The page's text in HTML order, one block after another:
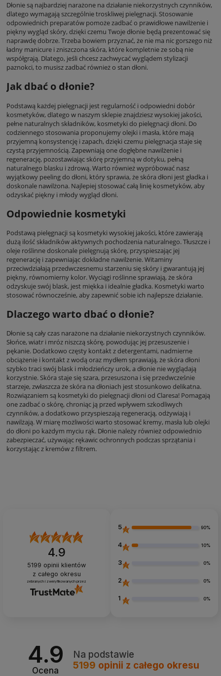
Dłonie są najbardziej narażone na działanie niekorzystnych czynników,
dlatego wymagają szczególnie troskliwej pielęgnacji. Stosowanie
odpowiednich preparatów pomoże zadbać o prawidłowe nawilżenie i
piękny wygląd skóry, dzięki czemu Twoje dłonie będą prezentować się
naprawdę dobrze. Trzeba bowiem przyznać, że nie ma nic gorszego niż
ładny manicure i zniszczona skóra, które kompletnie ze sobą nie
współgrają. Dlatego, jeśli chcesz zachwycać wyglądem stylizacji
paznokci, to musisz zadbać również o stan dłoni.
Jak dbać o dłonie?
Podstawą każdej pielęgnacji jest regularność i odpowiedni dobór
kosmetyków, dlatego w naszym sklepie znajdziesz wysokiej jakości,
pełne naturalnych składników, kosmetyki do pielęgnacji dłoni. Do
codziennego stosowania proponujemy olejki i masła, które mają
przyjemną konsystencję i zapach, dzięki czemu pielęgnacja staje się
czystą przyjemnością. Zapewniają one dogłębne nawilżenie i
regenerację, pozostawiając skórę przyjemną w dotyku, pełną
naturalnego blasku i zdrową. Warto również wypróbować nasz
wyjątkowy peeling do dłoni, który sprawia, że skóra dłoni jest gładka i
doskonale nawilżona. Najlepiej stosować całą linię kosmetyków, aby
odzyskać piękny i młody wygląd dłoni.
Odpowiednie kosmetyki
Podstawą pielęgnacji są kosmetyki wysokiej jakości, które zawierają
dużą ilość składników aktywnych pochodzenia naturalnego. Tłuszcze i
oleje roślinne doskonale pielęgnują skórę, przyspieszając jej
regenerację i zapewniając dokładne nawilżenie. Witaminy
przeciwdziałają przedwczesnemu starzeniu się skóry i gwarantują jej
piękny, równomierny kolor. Wyciągi roślinne sprawiają, że skóra
odzyskuje swój blask, jest miękka i idealnie gładka. Kosmetyki warto
stosować równocześnie, aby zapewnić sobie ich najlepsze działanie.
Dlaczego warto dbać o dłonie?
Dłonie są cały czas narażone na działanie niekorzystnych czynników.
Słońce, wiatr i mróz niszczą skórę, powodując jej przesuszenie i
pękanie. Dodatkowo częsty kontakt z detergentami, nadmierne
obciążenie i kontakt z wodą oraz mydłem sprawiają, że skóra dłoni
szybko traci swój blask i młodzieńczy urok, a dłonie nie wyglądają
korzystnie. Skóra staje się szara, przesuszona i się przedwcześnie
starzeje, zwłaszcza że skóra na dłoniach jest stosunkowo delikatna.
Rozwiązaniem są kosmetyki do pielęgnacji dłoni od Claresa! Pomagają
one zadbać o skórę, chroniąc ją przed wpływem szkodliwych
czynników, a dodatkowo przyspieszają regeneracją, odżywiają i
nawilżają. W miarę możliwości warto stosować kremy, masła lub olejki
do dłoni po każdym myciu rąk. Dłonie należy również odpowiednio
zabezpieczać, używając rękawic ochronnych podczas sprzątania i
korzystając z kremów z filtrem.
4.9
5199 opinii klientów
z całego okresu
zebranych i zweryfikowanych przez
5 90%
4 10%
3 0%
2 0%
1 0%
4.9
Ocena
Na podstawie
5199 opinii z całego okresu